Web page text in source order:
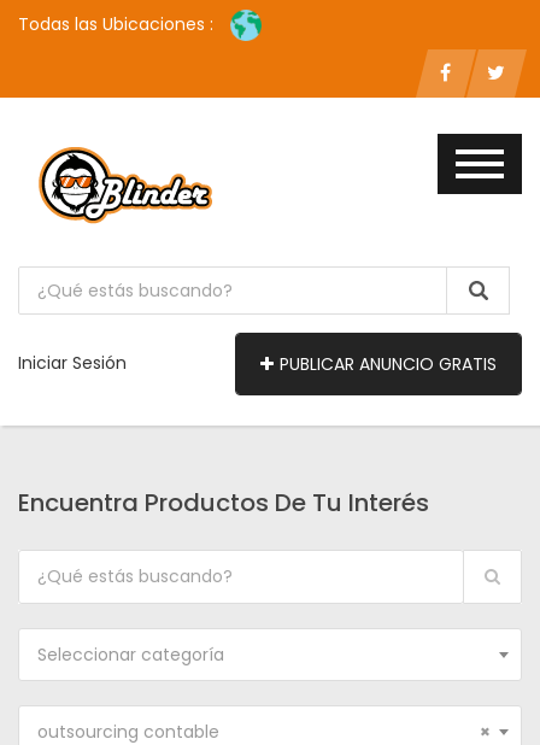
Todas las Ubicaciones :
Iniciar Sesión PUBLICAR ANUNCIO GRATIS
Encuentra Productos De Tu Interés
Seleccionar categoría
×
outsourcing contable